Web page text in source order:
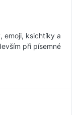
emoji, ksichtíky a
při písemné